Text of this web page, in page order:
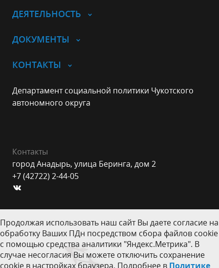
ДЕЯТЕЛЬНОСТЬ
ДОКУМЕНТЫ
КОНТАКТЫ
Департамент социальной политики Чукотского
автономного округа
Контакты
город Анадырь, улица Беринга, дом 2
+7 (42722) 2-44-05
Продолжая использовать наш сайт Вы даете согласие на
обработку Ваших ПДн посредством сбора файлов cookie
с помощью средства аналитики "Яндекс.Метрика". В
случае несогласия Вы можете отключить сохранение
cookie в настройках браузера. Подробнее в Политике